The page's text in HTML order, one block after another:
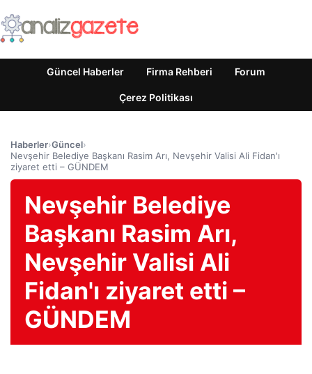
Güncel Haberler Firma Rehberi Forum
Çerez Politikası
Haberler›Güncel›
Nevşehir Belediye Başkanı Rasim Arı, Nevşehir Valisi Ali Fidan'ı
ziyaret etti – GÜNDEM
Nevşehir Belediye
Başkanı Rasim Arı,
Nevşehir Valisi Ali
Fidan'ı ziyaret etti –
GÜNDEM